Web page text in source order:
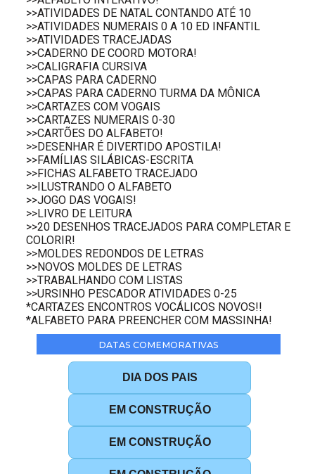
>>ATIVIDADES DE NATAL CONTANDO ATÉ 10
>>ATIVIDADES NUMERAIS 0 A 10 ED INFANTIL
>>ATIVIDADES TRACEJADAS
>>CADERNO DE COORD MOTORA!
>>CALIGRAFIA CURSIVA
>>CAPAS PARA CADERNO
>>CAPAS PARA CADERNO TURMA DA MÔNICA
>>CARTAZES COM VOGAIS
>>CARTAZES NUMERAIS 0-30
>>CARTÕES DO ALFABETO!
>>DESENHAR É DIVERTIDO APOSTILA!
>>FAMÍLIAS SILÁBICAS-ESCRITA
>>FICHAS ALFABETO TRACEJADO
>>ILUSTRANDO O ALFABETO
>>JOGO DAS VOGAIS!
>>LIVRO DE LEITURA
>>20 DESENHOS TRACEJADOS PARA COMPLETAR E
COLORIR!
>>MOLDES REDONDOS DE LETRAS
>>NOVOS MOLDES DE LETRAS
>>TRABALHANDO COM LISTAS
>>URSINHO PESCADOR ATIVIDADES 0-25
*CARTAZES ENCONTROS VOCÁLICOS NOVOS!!
*ALFABETO PARA PREENCHER COM MASSINHA!
DATAS COMEMORATIVAS
DIA DOS PAIS
EM CONSTRUÇÃO
EM CONSTRUÇÃO